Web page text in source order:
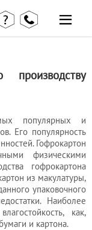
популярных и
Его популярность
Гофрокартон
физическими
гофрокартона
из макулатуры,
упаковочного
Наиболее
как,
и картона.